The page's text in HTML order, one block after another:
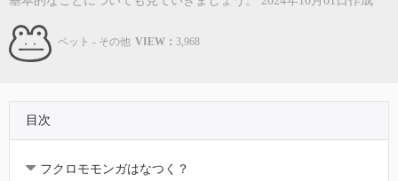
ペット - その他 VIEW： 3,968
目次
フクロモモンガはなつく？